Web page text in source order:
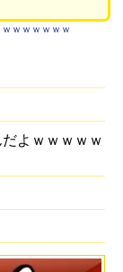
ｗｗｗｗｗｗ
よｗｗｗｗｗ